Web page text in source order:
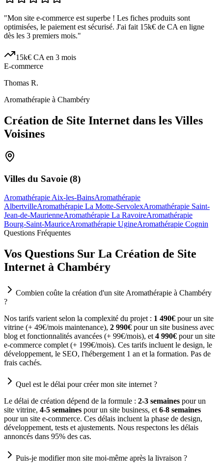
"Mon site e-commerce est superbe ! Les fiches produits sont
optimisées, le paiement est sécurisé. J'ai fait 15k€ de CA en ligne
dès les 3 premiers mois."
15k€ CA en 3 mois
E-commerce
Thomas R.
Aromathérapie à Chambéry
Création de Site Internet dans les Villes
Voisines
Villes du Savoie (8)
Aromathérapie Aix-les-BainsAromathérapie
AlbertvilleAromathérapie La Motte-ServolexAromathérapie Saint-
Jean-de-MaurienneAromathérapie La RavoireAromathérapie
Bourg-Saint-MauriceAromathérapie UgineAromathérapie Cognin
Questions Fréquentes
Vos Questions Sur La Création de Site
Internet à Chambéry
Combien coûte la création d'un site Aromathérapie à Chambéry
?
Nos tarifs varient selon la complexité du projet : 1 490€ pour un site
vitrine (+ 49€/mois maintenance), 2 990€ pour un site business avec
blog et fonctionnalités avancées (+ 99€/mois), et 4 990€ pour un site
e-commerce complet (+ 199€/mois). Ces tarifs incluent le design, le
développement, le SEO, l'hébergement 1 an et la formation. Pas de
frais cachés.
Quel est le délai pour créer mon site internet ?
Le délai de création dépend de la formule : 2-3 semaines pour un
site vitrine, 4-5 semaines pour un site business, et 6-8 semaines
pour un site e-commerce. Ces délais incluent la phase de design,
développement, tests et ajustements. Nous respectons les délais
annoncés dans 95% des cas.
Puis-je modifier mon site moi-même après la livraison ?